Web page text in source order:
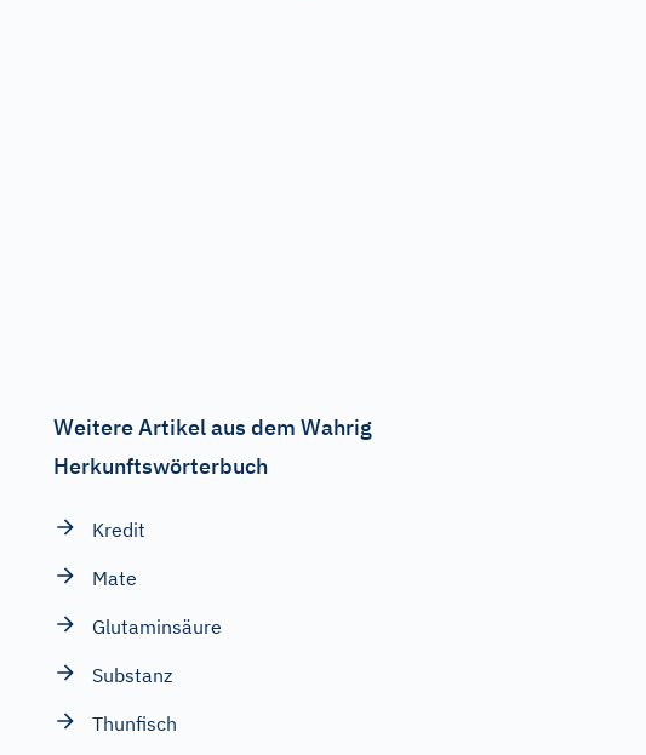
Weitere Artikel aus dem Wahrig
Herkunftswörterbuch
Kredit
Mate
Glutaminsäure
Substanz
Thunfisch